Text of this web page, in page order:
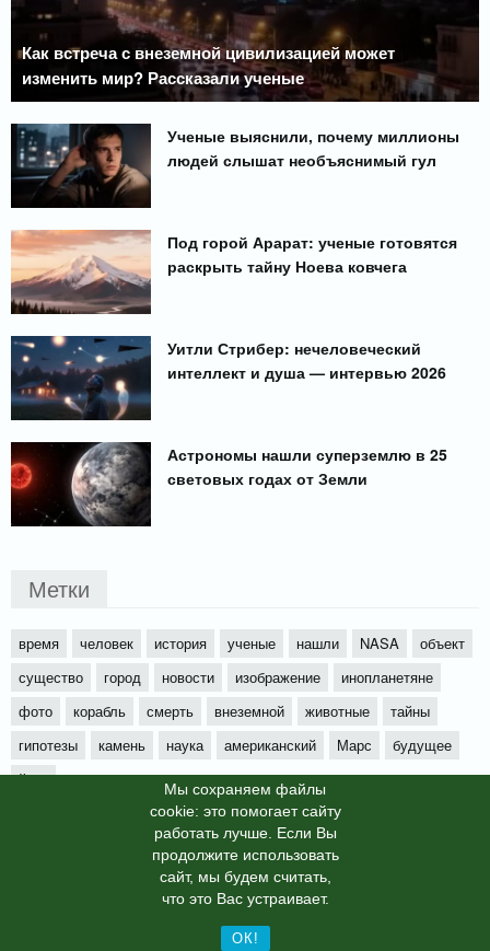
Мы cохраняем файлы
cookie: это помогает сайту
работать лучше. Если Вы
продолжите использовать
сайт, мы будем считать,
что это Вас устраивает.
ОК!
Как встреча с внеземной цивилизацией может
изменить мир? Рассказали ученые
Ученые выяснили, почему миллионы
людей слышат необъяснимый гул
Под горой Арарат: ученые готовятся
раскрыть тайну Ноева ковчега
Уитли Стрибер: нечеловеческий
интеллект и душа — интервью 2026
Астрономы нашли суперземлю в 25
световых годах от Земли
Метки
время человек история ученые нашли NASA
объект
существо
город новости изображение
инопланетяне
фото
корабль смерть внеземной животные
тайны
гипотезы
камень наука американский Марс
будущее
йети
© info-dimurra.ru 2025г. This site is protected by
reCAPTCHA and the GooglePrivacy Policyand
apply.